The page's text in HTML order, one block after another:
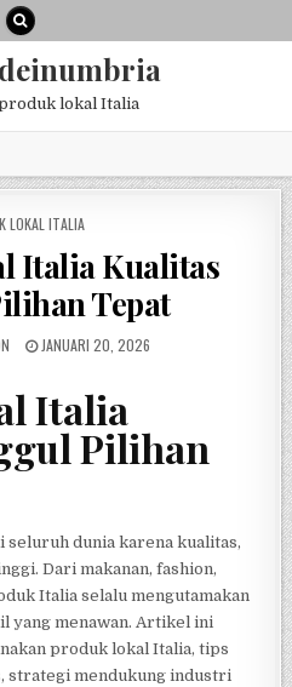
lokal Italia
LOKAL ITALIA
Italia Kualitas
Tepat
PUBLISHED
JANUARI 20, 2026
Italia
Pilihan
dunia karena kualitas,
Dari makanan, fashion,
Italia selalu mengutamakan
yang menawan. Artikel ini
produk lokal Italia, tips
strategi mendukung industri